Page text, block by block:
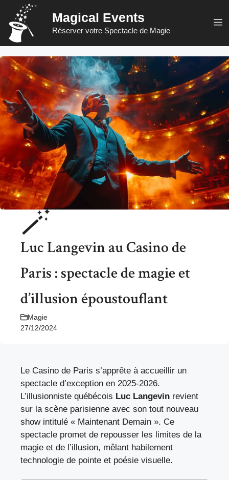
contenu
Magical Events
Réserver votre Spectacle de Magie
🪄
Luc Langevin au Casino de
Paris : spectacle de magie et
d’illusion époustouflant
Magie
27/12/2024
Le Casino de Paris s’apprête à accueillir un
spectacle d’exception en 2025-2026.
L’illusionniste québécois Luc Langevin revient
sur la scène parisienne avec son tout nouveau
show intitulé « Maintenant Demain ». Ce
spectacle promet de repousser les limites de la
magie et de l’illusion, mêlant habilement
technologie de pointe et poésie visuelle.